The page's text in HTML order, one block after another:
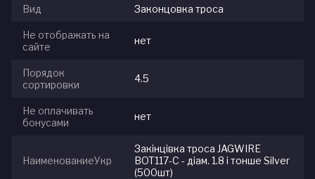
Вид
Законцовка троса
Не отображать на
сайте
нет
Порядок
сортировки
4.5
Не оплачивать
бонусами
нет
НаименованиеУкр
Закінцівка троса JAGWIRE
BOT117-C - діам. 1.8 і тонше Silver
(500шт)